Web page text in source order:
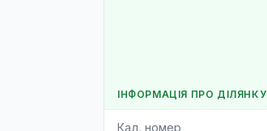
ІНФОРМАЦІЯ ПРО ДІЛЯНКУ
Кад. номер